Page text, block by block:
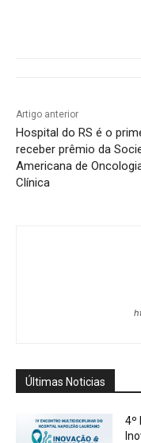
Artigo anterior
Hospital do RS é o
receber prêmio da
Americana de
Clínica
Últimas Noticias
4º